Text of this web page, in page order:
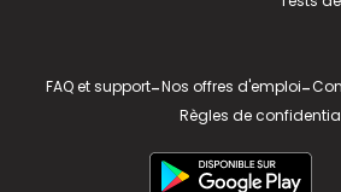
FAQ et support-Nos offres d'emploi-
Règles de